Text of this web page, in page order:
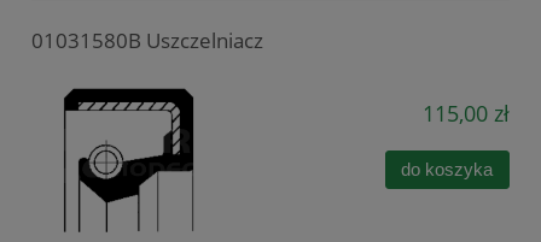
01031580B Uszczelniacz
115,00 zł
do koszyka